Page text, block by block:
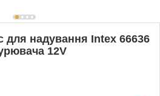
для надування Intex 66636
12V